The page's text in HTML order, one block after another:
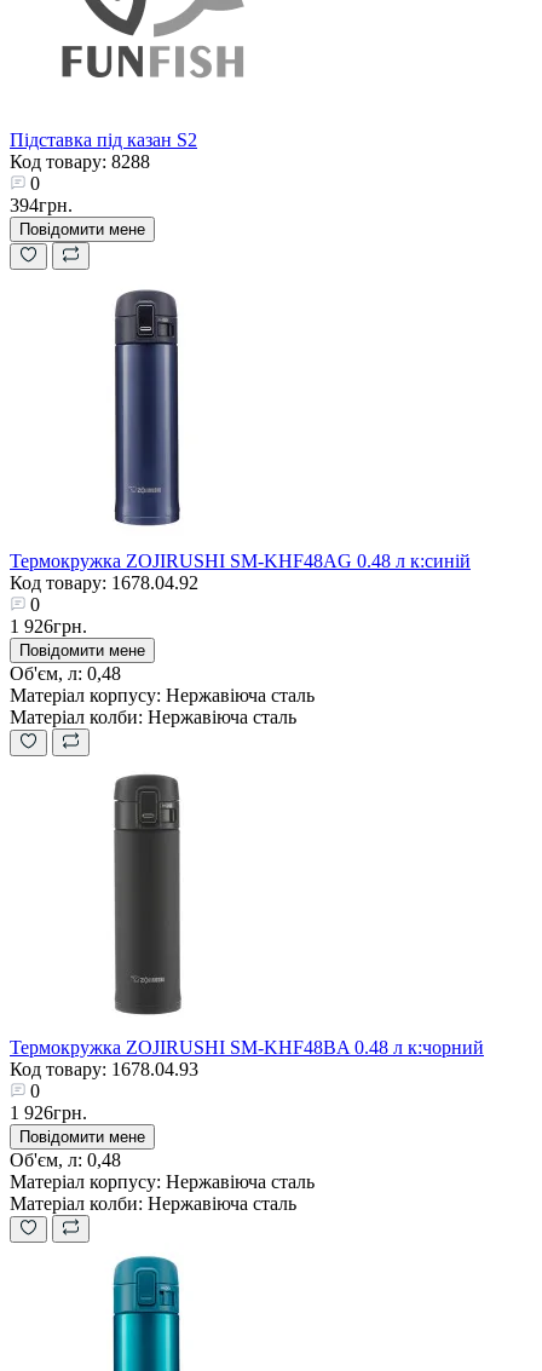
Підставка під казан S2
Код товару: 8288
0
394грн.
Повідомити мене
Термокружка ZOJIRUSHI SM-KHF48AG 0.48 л к:синій
Код товару: 1678.04.92
0
1 926грн.
Повідомити мене
Об'єм, л: 0,48
Матеріал корпусу: Нержавіюча сталь
Матеріал колби: Нержавіюча сталь
Термокружка ZOJIRUSHI SM-KHF48BA 0.48 л к:чорний
Код товару: 1678.04.93
0
1 926грн.
Повідомити мене
Об'єм, л: 0,48
Матеріал корпусу: Нержавіюча сталь
Матеріал колби: Нержавіюча сталь